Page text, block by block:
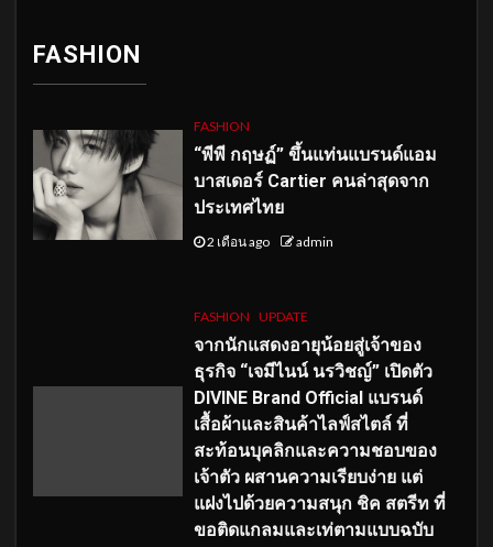
FASHION
FASHION
“พีพี กฤษฏ์” ขึ้นแท่นแบรนด์แอม
บาสเดอร์ Cartier คนล่าสุดจาก
ประเทศไทย
2 เดือน ago admin
FASHION UPDATE
จากนักแสดงอายุน้อยสู่เจ้าของ
ธุรกิจ “เจมีไนน์ นรวิชญ์” เปิดตัว
DIVINE Brand Official แบรนด์
เสื้อผ้าและสินค้าไลฟ์สไตล์ ที่
สะท้อนบุคลิกและความชอบของ
เจ้าตัว ผสานความเรียบง่าย แต่
แฝงไปด้วยความสนุก ชิค สตรีท ที่
ขอติดแกลมและเท่ตามแบบฉบับ